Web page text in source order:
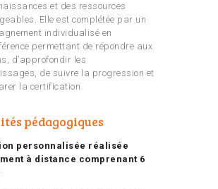
et des ressources
Elle est complétée par un
individualisé en
permettant de répondre aux
d’approfondir les
de suivre la progression et
la certification.
pédagogiques
personnalisée réalisée
à distance comprenant 6